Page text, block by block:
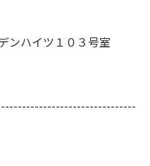
ンハイツ１０３号室